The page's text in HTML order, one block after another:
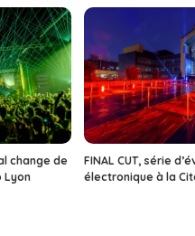
change de
Lyon
FINAL CUT, série
électronique à la